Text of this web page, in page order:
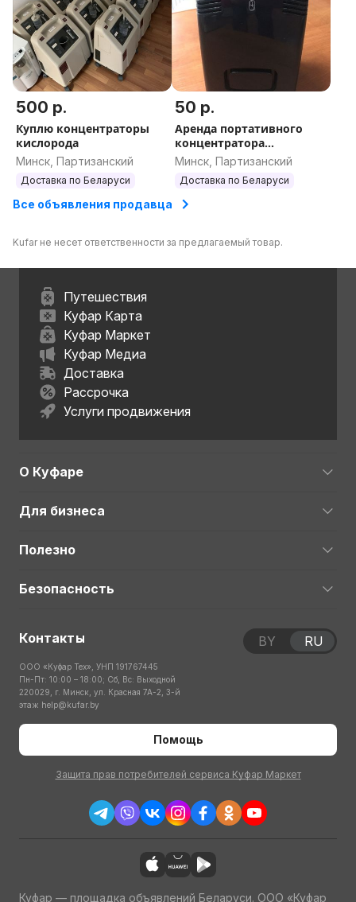
500 р.
Куплю концентраторы
кислорода
Минск, Партизанский
Доставка по Беларуси
50 р.
Аренда портативного
концентратора
кислорода 5 л
Минск, Партизанский
Доставка по Беларуси
Все объявления продавца
Kufar не несет ответственности за предлагаемый товар.
Путешествия
Куфар Карта
Куфар Маркет
Куфар Медиа
Доставка
Рассрочка
Услуги продвижения
О Куфаре
Для бизнеса
Полезно
Безопасность
Контакты
ООО «Куфар Тех», УНП 191767445
Пн-Пт: 10:00 – 18:00; Сб, Вс: Выходной
220029, г. Минск, ул. Красная 7А-2, 3-й
этаж help@kufar.by
Помощь
Защита прав потребителей сервиса Куфар Маркет
BY RU
Куфар — площадка объявлений Беларуси. ООО «Куфар